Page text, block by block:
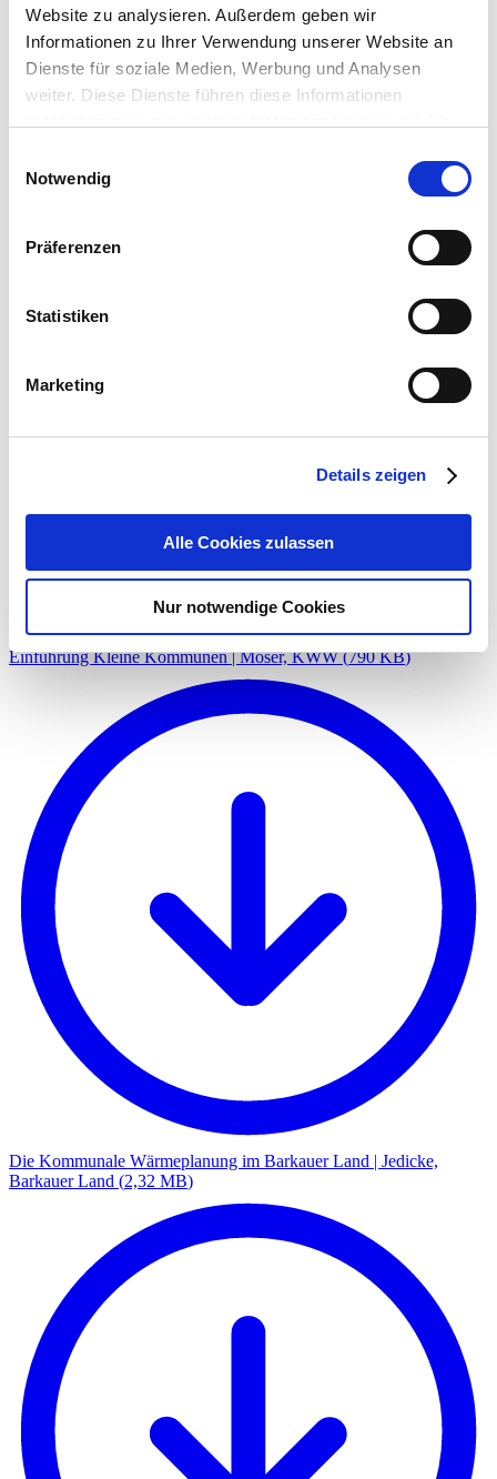
Website zu analysieren. Außerdem geben wir
Informationen zu Ihrer Verwendung unserer Website an
Dienste für soziale Medien, Werbung und Analysen
weiter. Diese Dienste führen diese Informationen
Nutzung der Dienste gesammelt haben.
Notwendig
Präferenzen
Statistiken
Marketing
Details zeigen
Alle Cookies zulassen
Nur notwendige Cookies
Einbindung der Bevölkerung diskutiert.
Einführung Kleine Kommunen | Moser, KWW(790 KB)
Die Kommunale Wärmeplanung im Barkauer Land | Jedicke,
Barkauer Land (2,32 MB)